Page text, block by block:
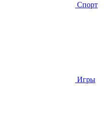
Спорт
Игры